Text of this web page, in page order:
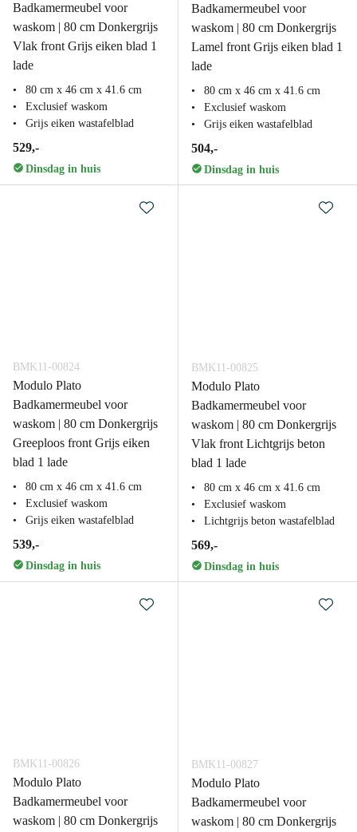
Badkamermeubel voor
waskom | 80 cm Donkergrijs
Vlak front Grijs eiken blad 1
lade
80 cm x 46 cm x 41.6 cm
Exclusief waskom
Grijs eiken wastafelblad
529,-
Dinsdag in huis
Badkamermeubel voor
waskom | 80 cm Donkergrijs
Lamel front Grijs eiken blad 1
lade
80 cm x 46 cm x 41.6 cm
Exclusief waskom
Grijs eiken wastafelblad
504,-
Dinsdag in huis
BMK11-00824
Modulo Plato
Badkamermeubel voor
waskom | 80 cm Donkergrijs
Greeploos front Grijs eiken
blad 1 lade
80 cm x 46 cm x 41.6 cm
Exclusief waskom
Grijs eiken wastafelblad
539,-
Dinsdag in huis
BMK11-00825
Modulo Plato
Badkamermeubel voor
waskom | 80 cm Donkergrijs
Vlak front Lichtgrijs beton
blad 1 lade
80 cm x 46 cm x 41.6 cm
Exclusief waskom
Lichtgrijs beton wastafelblad
569,-
Dinsdag in huis
BMK11-00826
Modulo Plato
Badkamermeubel voor
waskom | 80 cm Donkergrijs
BMK11-00827
Modulo Plato
Badkamermeubel voor
waskom | 80 cm Donkergrijs